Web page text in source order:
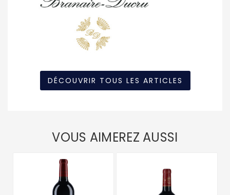
DÉCOUVRIR TOUS LES ARTICLES
VOUS AIMEREZ AUSSI